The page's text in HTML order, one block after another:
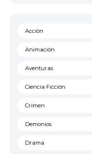
Acción
Animación
Aventuras
Ciencia Ficción
Crimen
Demonios
Drama